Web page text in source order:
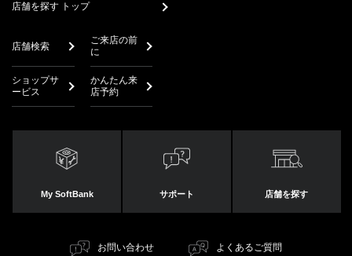
店舗を探す トップ
店舗検索
ご来店の前
に
ショップサ
ービス
かんたん来
店予約
My SoftBank サポート 店舗を探す
お問い合わせ よくあるご質問